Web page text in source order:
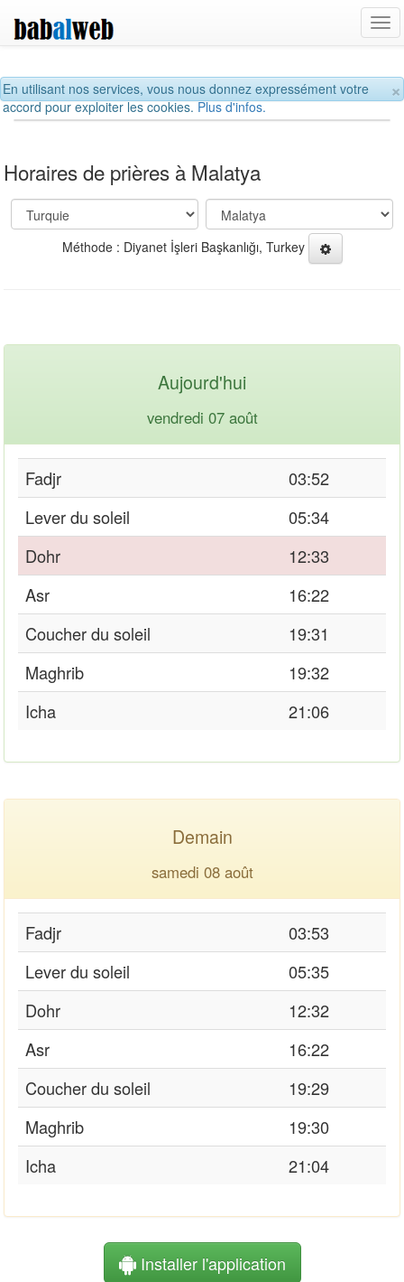
×
En utilisant nos services, vous nous donnez expressément votre
accord pour exploiter les cookies.Plus d'infos.
Horaires de prières à Malatya
Méthode : Diyanet İşleri Başkanlığı, Turkey
Aujourd'hui
vendredi 07 août
Fadjr
03:52
Lever du soleil
05:34
Dohr
12:33
Asr
16:22
Coucher du soleil
19:31
Maghrib
19:32
Icha
21:06
Demain
samedi 08 août
Fadjr
03:53
Lever du soleil
05:35
Dohr
12:32
Asr
16:22
Coucher du soleil
19:29
Maghrib
19:30
Icha
21:04
Installer l'application